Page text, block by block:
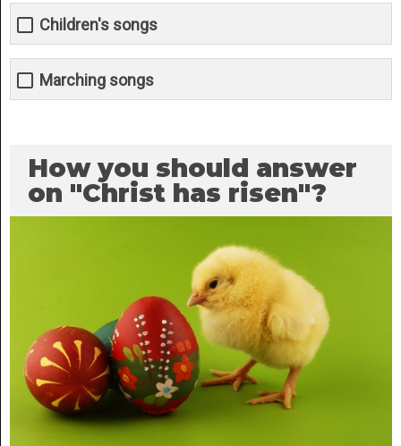
Children's songs
Marching songs
How you should answer
on "Christ has risen"?